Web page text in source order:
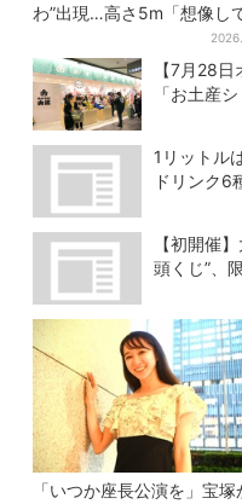
わ”出現…高さ5m「想像し
たより結構デカい」「ちい
さ…くはない」
【7月28
「お土産
1リットル
ドリンク6
【初開催
頭くじ”、
「いつか座長公演を」宝塚